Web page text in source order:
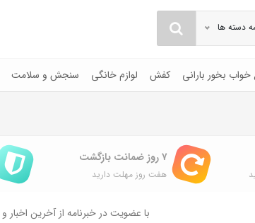
دسته ها
خواب بخور بارانی کفش لوازم خانگی سنجش و سلامت
۷ روز ضمانت بازگشت
هفت روز مهلت دارید
با عضویت در خبرنامه از آخرین اخبار و محصولات سایت مطلع شوید...